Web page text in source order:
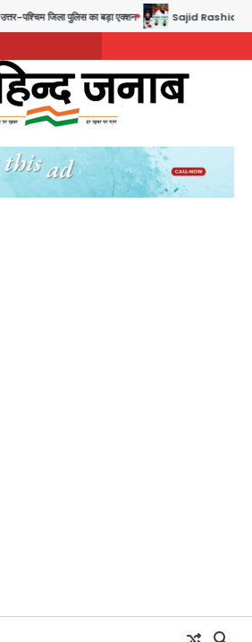
Sajid Rashidi’s controversial: शिवभक्त नहीं,